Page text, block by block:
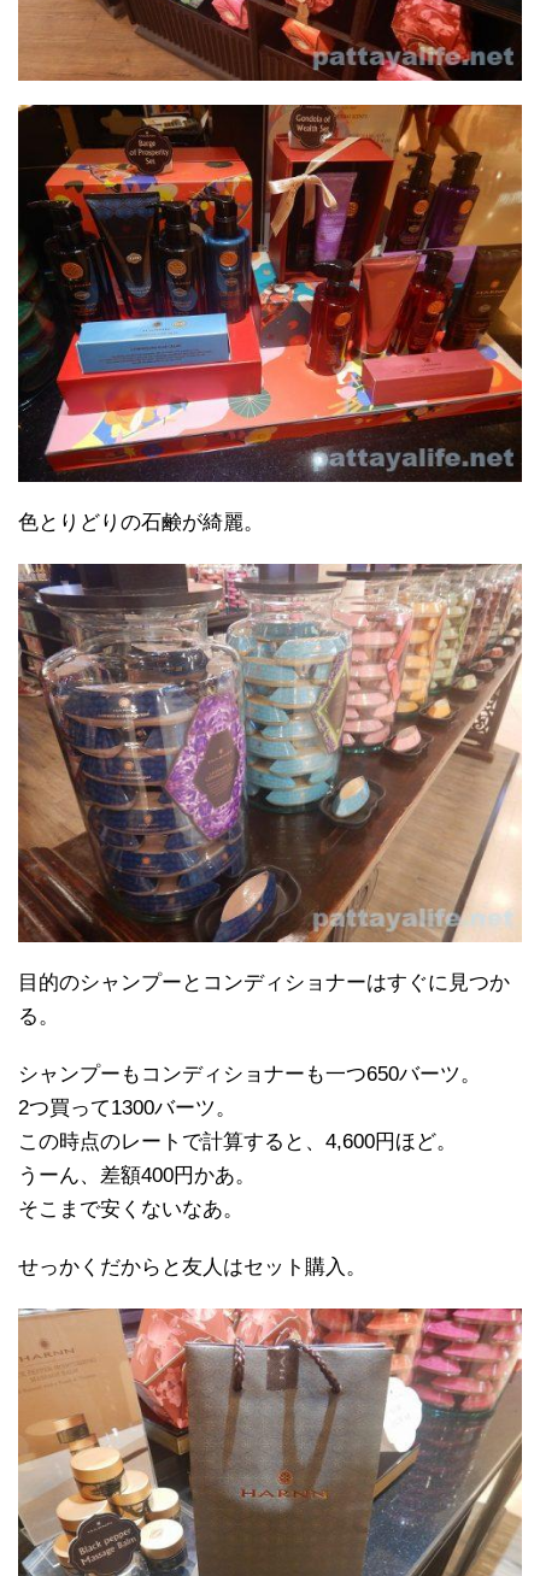
色とりどりの石鹸が綺麗。
目的のシャンプーとコンディショナーはすぐに見つか
る。
シャンプーもコンディショナーも一つ650バーツ。
2つ買って1300バーツ。
この時点のレートで計算すると、4,600円ほど。
うーん、差額400円かあ。
そこまで安くないなあ。
せっかくだからと友人はセット購入。